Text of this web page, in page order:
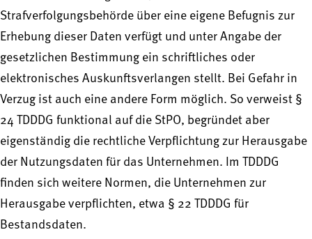
Strafverfolgungsbehörde über eine eigene Befugnis zur
Erhebung dieser Daten verfügt und unter Angabe der
gesetzlichen Bestimmung ein schriftliches oder
elektronisches Auskunftsverlangen stellt. Bei Gefahr in
Verzug ist auch eine andere Form möglich. So verweist §
24 TDDDG funktional auf die StPO, begründet aber
eigenständig die rechtliche Verpflichtung zur Herausgabe
der Nutzungsdaten für das Unternehmen. Im TDDDG
finden sich weitere Normen, die Unternehmen zur
Herausgabe verpflichten, etwa § 22 TDDDG für
Bestandsdaten.